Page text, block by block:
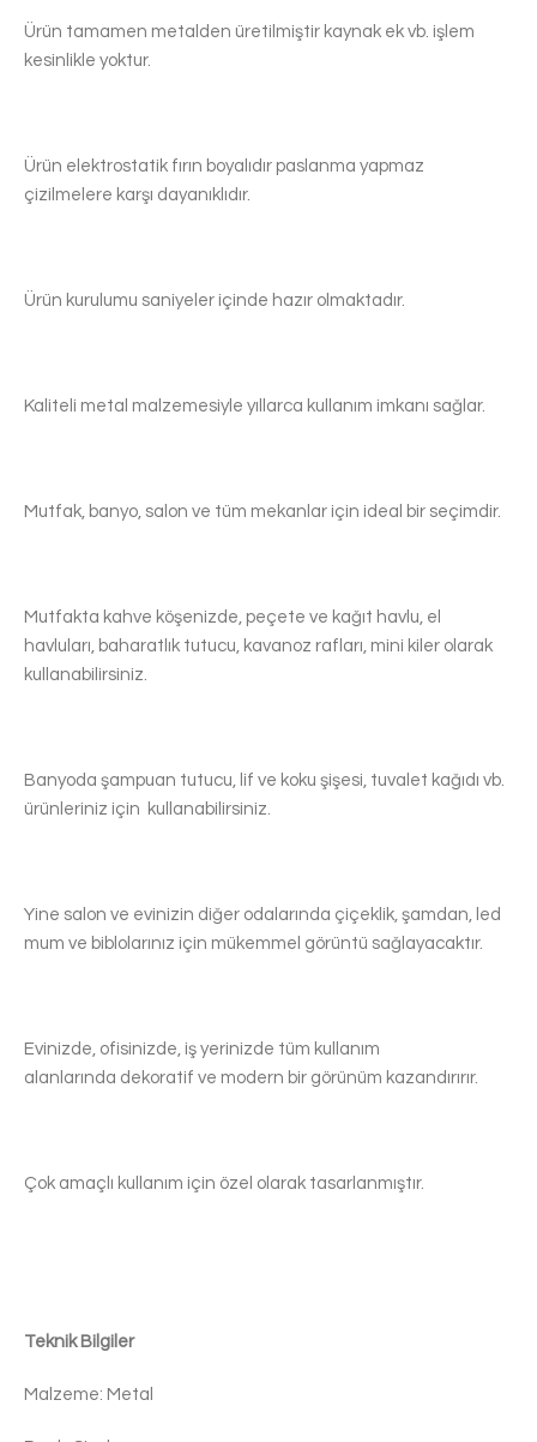
Ürün tamamen metalden üretilmiştir kaynak ek vb. işlem
kesinlikle yoktur.
Ürün elektrostatik fırın boyalıdır paslanma yapmaz
çizilmelere karşı dayanıklıdır.
Ürün kurulumu saniyeler içinde hazır olmaktadır.
Kaliteli metal malzemesiyle yıllarca kullanım imkanı sağlar.
Mutfak, banyo, salon ve tüm mekanlar için ideal bir seçimdir.
Mutfakta kahve köşenizde, peçete ve kağıt havlu, el
havluları, baharatlık tutucu, kavanoz rafları, mini kiler olarak
kullanabilirsiniz.
Banyoda şampuan tutucu, lif ve koku şişesi, tuvalet kağıdı vb.
ürünleriniz için kullanabilirsiniz.
Yine salon ve evinizin diğer odalarında çiçeklik, şamdan, led
mum ve biblolarınız için mükemmel görüntü sağlayacaktır.
Evinizde, ofisinizde, iş yerinizde tüm kullanım
alanlarında dekoratif ve modern bir görünüm kazandırırır.
Çok amaçlı kullanım için özel olarak tasarlanmıştır.
Teknik Bilgiler
Malzeme: Metal